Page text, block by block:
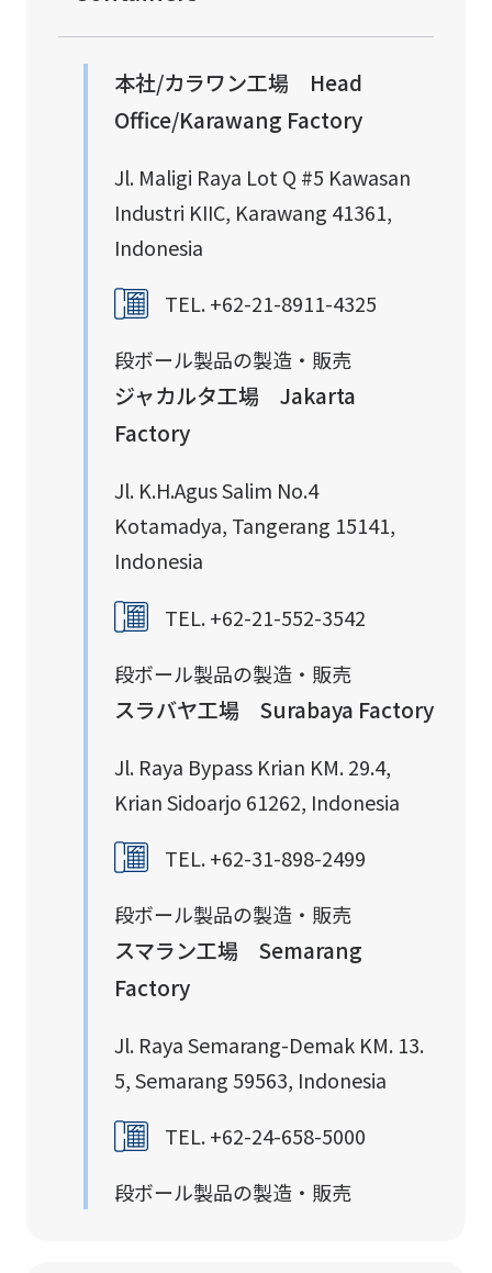
本社/カラワン工場 Head
Office/Karawang Factory
Jl. Maligi Raya Lot Q #5 Kawasan
Industri KIIC, Karawang 41361,
Indonesia
TEL. +62-21-8911-4325
段ボール製品の製造・販売
ジャカルタ工場 Jakarta
Factory
Jl. K.H.Agus Salim No.4
Kotamadya, Tangerang 15141,
Indonesia
TEL. +62-21-552-3542
段ボール製品の製造・販売
スラバヤ工場 Surabaya Factory
Jl. Raya Bypass Krian KM. 29.4,
Krian Sidoarjo 61262, Indonesia
TEL. +62-31-898-2499
段ボール製品の製造・販売
スマラン工場 Semarang
Factory
Jl. Raya Semarang-Demak KM. 13.
5, Semarang 59563, Indonesia
TEL. +62-24-658-5000
段ボール製品の製造・販売